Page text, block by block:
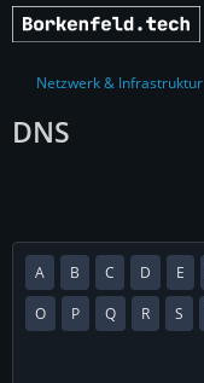
Netzwerk & Infrastruktur
DNS
A B C D E
O
P Q R S